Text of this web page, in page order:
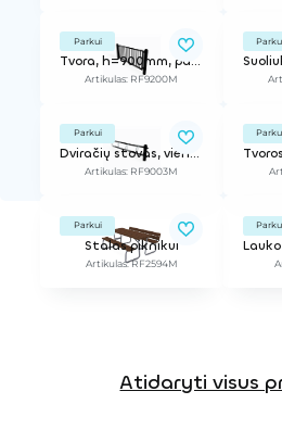
Parkui
Tvora, h=900mm, pagrindinė dalis
Artikulas: RF9200M
Parkui
Dviračių stovas, vienpusis, h=900m (papildoma dalis)
Artikulas: RF9003M
Parkui
Stalas piknikui
Artikulas: RF2594M
Atidaryti visus